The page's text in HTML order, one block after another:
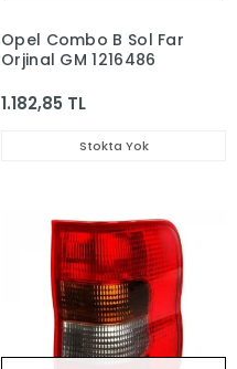
Opel Combo B Sol Far
Orjinal GM 1216486
1.182,85 TL
Stokta Yok